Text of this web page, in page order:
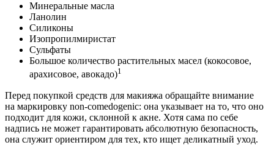
Минеральные масла
Ланолин
Силиконы
Изопропилмиристат
Сульфаты
Большое количество растительных масел (кокосовое,
арахисовое, авокадо)1
Перед покупкой средств для макияжа обращайте внимание
на маркировку non-comedogenic: она указывает на то, что оно
подходит для кожи, склонной к акне. Хотя сама по себе
надпись не может гарантировать абсолютную безопасность,
она служит ориентиром для тех, кто ищет деликатный уход.